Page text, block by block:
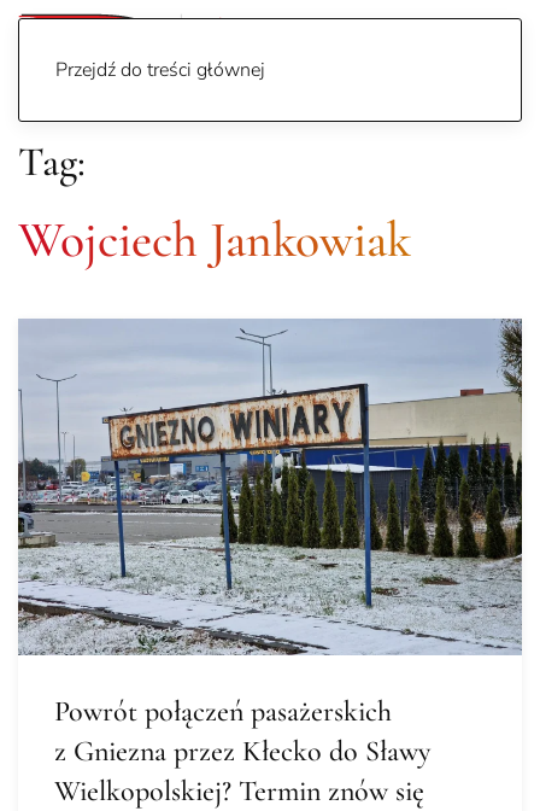
Przejdź do treści głównej
Tag:
Wojciech Jankowiak
Powrót połączeń pasażerskich
z Gniezna przez Kłecko do Sławy
Wielkopolskiej? Termin znów się